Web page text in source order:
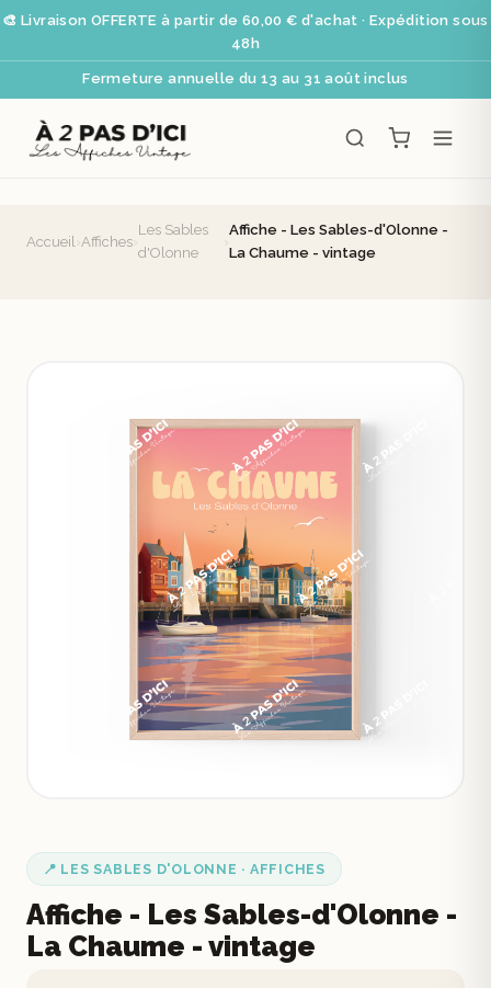
🎨 Livraison OFFERTE à partir de 60,00 € d'achat · Expédition sous
48h
Fermeture annuelle du 13 au 31 août inclus
Accueil Affiches
Les Sables
d'Olonne
Affiche - Les Sables-d'Olonne -
La Chaume - vintage
📍 LES SABLES D'OLONNE · AFFICHES
Affiche - Les Sables-d'Olonne -
La Chaume - vintage